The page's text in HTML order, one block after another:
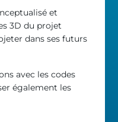
et
3D du projet
dans ses futurs
avec les codes
également les